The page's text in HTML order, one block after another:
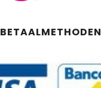
BETAALMETHODEN